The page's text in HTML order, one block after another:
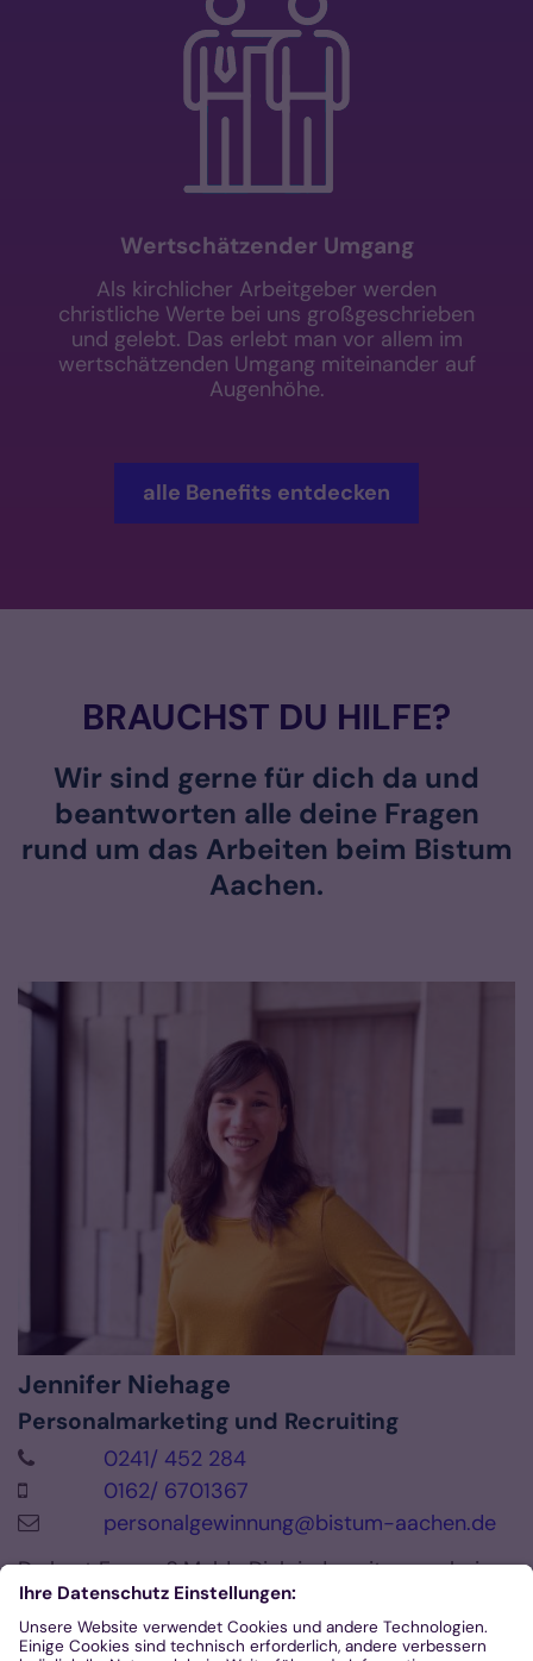
Wertschätzender Umgang
Als kirchlicher Arbeitgeber werden
christliche Werte bei uns großgeschrieben
und gelebt. Das erlebt man vor allem im
wertschätzenden Umgang miteinander auf
Augenhöhe.
alle Benefits entdecken
BRAUCHST DU HILFE?
Wir sind gerne für dich da und
beantworten alle deine Fragen
rund um das Arbeiten beim Bistum
Aachen.
Jennifer Niehage
Personalmarketing und Recruiting
0241/ 452 284
0162/ 6701367
personalgewinnung@bistum-aachen.de
Du hast Fragen? Melde Dich jederzeit gerne bei
mir - per E-Mail oder Telefon oder schreib mir
einfach via Signal.